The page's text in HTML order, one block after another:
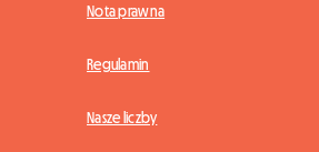
Nota prawna
Regulamin
Nasze liczby